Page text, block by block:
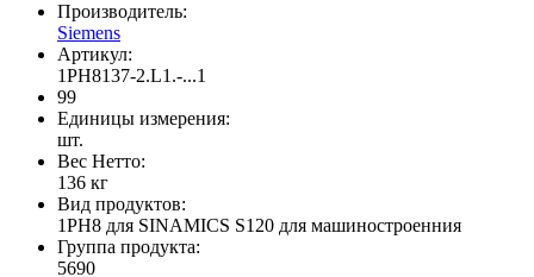
Производитель:
Siemens
Артикул:
1PH8137-2.L1.-...1
99
Единицы измерения:
шт.
Вес Нетто:
136 кг
Вид продуктов:
1PH8 для SINAMICS S120 для машиностроенния
Группа продукта:
5690